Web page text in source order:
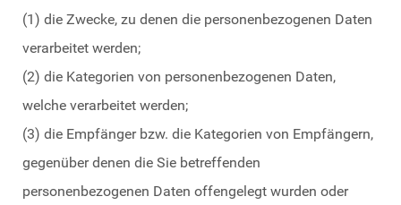
(1) die Zwecke, zu denen die personenbezogenen Daten
verarbeitet werden;
(2) die Kategorien von personenbezogenen Daten,
welche verarbeitet werden;
(3) die Empfänger bzw. die Kategorien von Empfängern,
gegenüber denen die Sie betreffenden
personenbezogenen Daten offengelegt wurden oder